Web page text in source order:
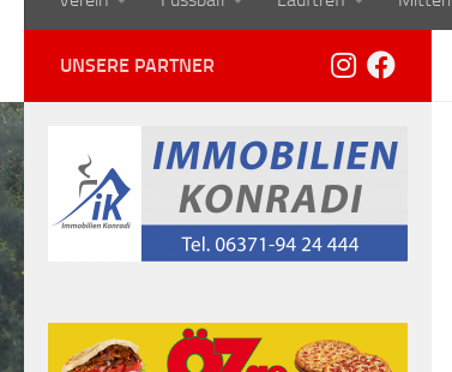
UNSERE PARTNER